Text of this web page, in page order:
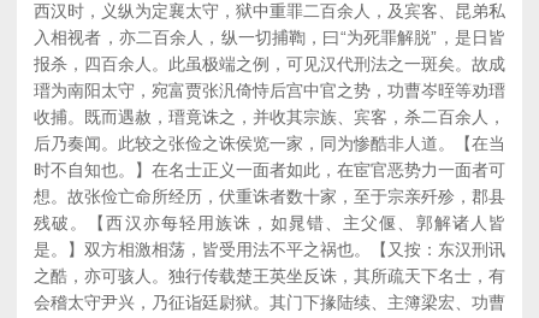
西汉时，义纵为定襄太守，狱中重罪二百余人，及宾客、昆弟私
入相视者，亦二百余人，纵一切捕鞫，曰“为死罪解脱”，是日皆
报杀，四百余人。此虽极端之例，可见汉代刑法之一斑矣。故成
瑨为南阳太守，宛富贾张汎倚恃后宫中官之势，功曹岑晊等劝瑨
收捕。既而遇赦，瑨竟诛之，并收其宗族、宾客，杀二百余人，
后乃奏闻。此较之张俭之诛侯览一家，同为惨酷非人道。【在当
时不自知也。】在名士正义一面者如此，在宦官恶势力一面者可
想。故张俭亡命所经历，伏重诛者数十家，至于宗亲歼殄，郡县
残破。【西汉亦每轻用族诛，如晁错、主父偃、郭解诸人皆
是。】双方相激相荡，皆受用法不平之祸也。【又按：东汉刑讯
之酷，亦可骇人。独行传载楚王英坐反诛，其所疏天下名士，有
会稽太守尹兴，乃征诣廷尉狱。其门下掾陆续、主簿梁宏、功曹